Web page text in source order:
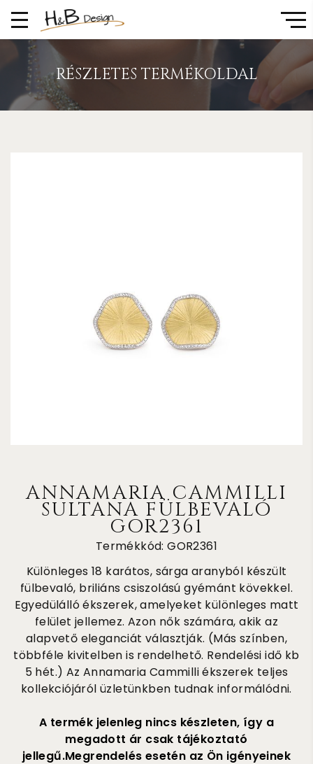
RÉSZLETES TERMÉKOLDAL
ANNAMARIA CAMMILLI
SULTANA FÜLBEVALÓ
GOR2361
Termékkód: GOR2361
Különleges 18 karátos, sárga aranyból készült
fülbevaló, briliáns csiszolású gyémánt kövekkel.
Egyedülálló ékszerek, amelyeket különleges matt
felület jellemez. Azon nők számára, akik az
alapvető eleganciát választják. (Más színben,
többféle kivitelben is rendelhető. Rendelési idő kb
5 hét.) Az Annamaria Cammilli ékszerek teljes
kollekciójáról üzletünkben tudnak informálódni.
A termék jelenleg nincs készleten, így a
megadott ár csak tájékoztató
jellegű.Megrendelés esetén az Ön igényeinek